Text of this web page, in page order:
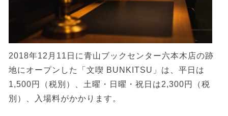
2018年12月11日に青山ブックセンター六本木店の跡
地にオープンした「文喫 BUNKITSU」は、平日は
1,500円（税別）、土曜・日曜・祝日は2,300円（税
別）、入場料がかかります。